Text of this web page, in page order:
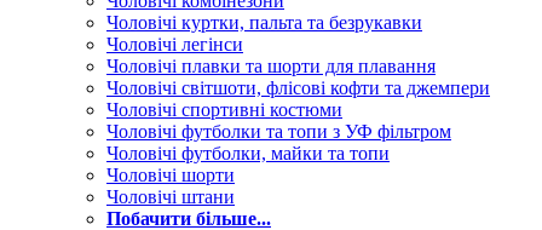
Чоловічі куртки, пальта та безрукавки
Чоловічі легінси
Чоловічі плавки та шорти для плавання
Чоловічі світшоти, флісові кофти та джемпери
Чоловічі спортивні костюми
Чоловічі футболки та топи з УФ фільтром
Чоловічі футболки, майки та топи
Чоловічі шорти
Чоловічі штани
Побачити більше...